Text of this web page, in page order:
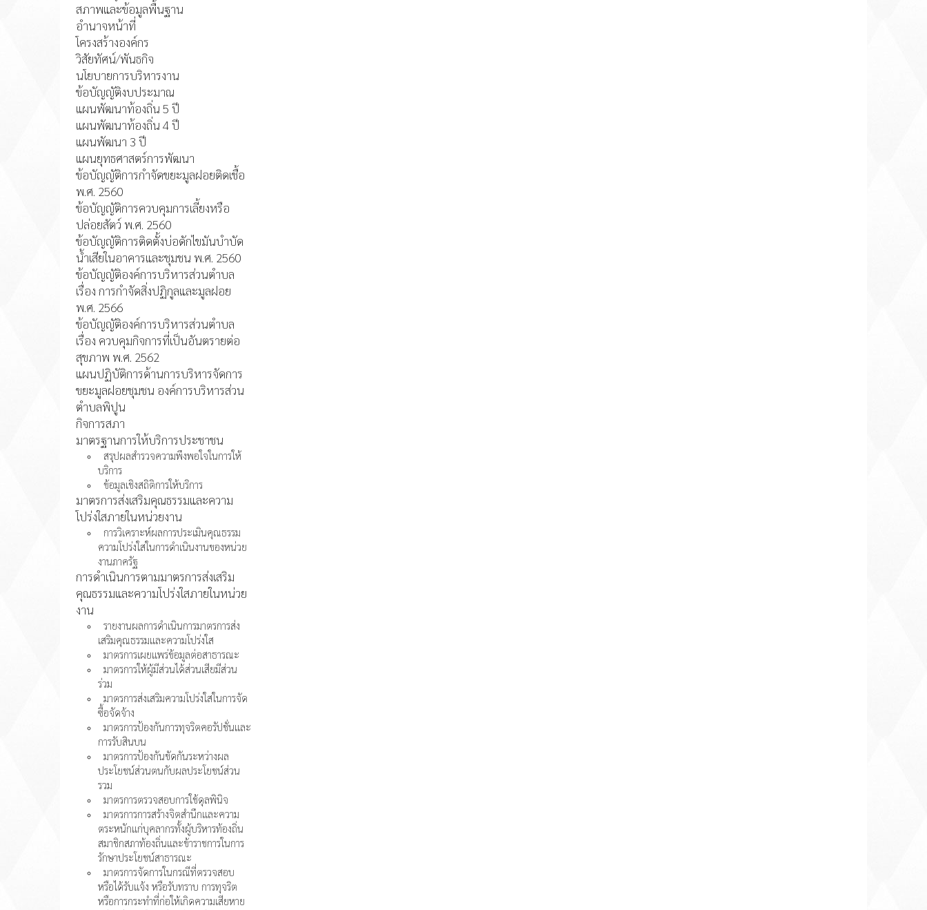
สภาพและข้อมูลพื้นฐาน
อำนาจหน้าที่
โครงสร้างองค์กร
วิสัยทัศน์/พันธกิจ
นโยบายการบริหารงาน
ข้อบัญญัติงบประมาณ
แผนพัฒนาท้องถิ่น 5 ปี
แผนพัฒนาท้องถิ่น 4 ปี
แผนพัฒนา 3 ปี
แผนยุทธศาสตร์การพัฒนา
ข้อบัญญัติการกำจัดขยะมูลฝอยติดเชื้อ
พ.ศ. 2560
ข้อบัญญัติการควบคุมการเลี้ยงหรือ
ปล่อยสัตว์ พ.ศ. 2560
ข้อบัญญัติการติดตั้งบ่อดักไขมันบำบัด
น้ำเสียในอาคารและชุมชน พ.ศ. 2560
ข้อบัญญัติองค์การบริหารส่วนตำบล
เรื่อง การกำจัดสิ่งปฏิกูลและมูลฝอย
พ.ศ. 2566
ข้อบัญญัติองค์การบริหารส่วนตำบล
เรื่อง ควบคุมกิจการที่เป็นอันตรายต่อ
สุขภาพ พ.ศ. 2562
แผนปฏิบัติการด้านการบริหารจัดการ
ขยะมูลฝอยชุมชน องค์การบริหารส่วน
ตำบลพิปูน
กิจการสภา
มาตรฐานการให้บริการประชาชน
สรุปผลสำรวจความพึงพอใจในการให้
บริการ
ข้อมูลเชิงสถิติการให้บริการ
มาตรการส่งเสริมคุณธรรมและความ
โปร่งใสภายในหน่วยงาน
การวิเคราะห์ผลการประเมินคุณธรรม
ความโปร่งใสในการดำเนินงานของหน่วย
งานภาครัฐ
การดำเนินการตามมาตรการส่งเสริม
คุณธรรมและความโปร่งใสภายในหน่วย
งาน
รายงานผลการดำเนินการมาตรการส่ง
เสริมคุณธรรมและความโปร่งใส
มาตรการเผยแพร่ข้อมูลต่อสาธารณะ
มาตรการให้ผู้มีส่วนได้ส่วนเสียมีส่วน
ร่วม
มาตรการส่งเสริมความโปร่งใสในการจัด
ซื้อจัดจ้าง
มาตรการป้องกันการทุจริตคอรัปชั่นและ
การรับสินบน
มาตรการป้องกันขัดกันระหว่างผล
ประโยชน์ส่วนตนกับผลประโยชน์ส่วน
รวม
มาตรการตรวจสอบการใช้ดุลพินิจ
มาตรการการสร้างจิตสำนึกและความ
ตระหนักแก่บุคลากรทั้งผู้บริหารท้องถิ่น
สมาชิกสภาท้องถิ่นและข้าราชการในการ
รักษาประโยชน์สาธารณะ
มาตรการจัดการในกรณีที่ตรวจสอบ
หรือได้รับแจ้ง หรือรับทราบ การทุจริต
หรือการกระทำที่ก่อให้เกิดความเสียหาย